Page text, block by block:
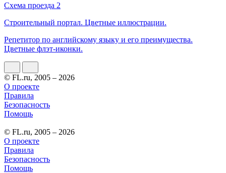
Схема проезда 2
Строительный портал. Цветные иллюстрации.
Репетитор по английскому языку и его преимущества.
Цветные флэт-иконки.
© FL.ru, 2005 – 2026
О проекте
Правила
Безопасность
Помощь
© FL.ru, 2005 – 2026
О проекте
Правила
Безопасность
Помощь